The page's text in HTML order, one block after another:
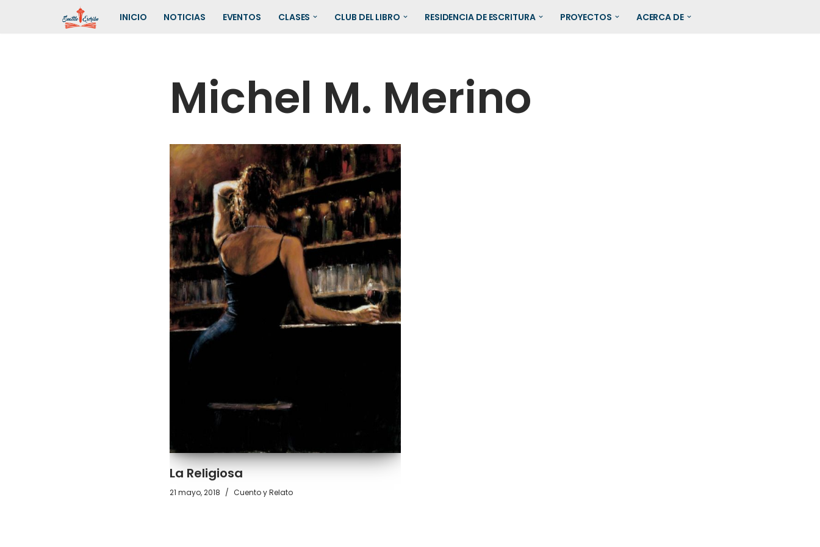
INICIO NOTICIAS EVENTOS CLASES CLUB DEL LIBRO RESIDENCIA DE ESCRITURA PROYECTOS ACERCA DE
Michel M. Merino
La Religiosa
21 mayo, 2018 Cuento y Relato